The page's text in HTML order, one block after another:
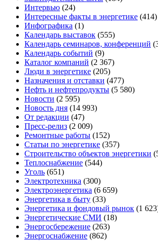
Интервью (24)
Интересные факты в энергетике (414)
Инфографика (1)
Календарь выставок (555)
Календарь семинаров, конференций
Календарь событий (9)
Каталог компаний (2 367)
Люди в энергетике (205)
Назначения и отставки (477)
Нефть и нефтепродукты (5 580)
Новости (2 595)
Новость дня (14 993)
От редакции (47)
Пресс-релиз (2 009)
Ремонтные работы (152)
Статьи по энергетике (357)
Строительство объектов энергетики
Теплоснабжение (544)
Уголь (651)
Электротехника (300)
Электроэнергетика (6 659)
Энергетика в быту (33)
Энергетика и фондовый рынок (1
Энергетические СМИ (18)
Энергосбережение (263)
Энергоснабжение (862)